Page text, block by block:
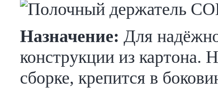
Назначение: Для
конструкции из картона.
сборке, крепится в